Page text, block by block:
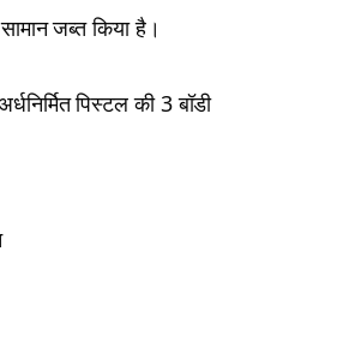
जब्त किया है।
पिस्टल की 3 बॉडी